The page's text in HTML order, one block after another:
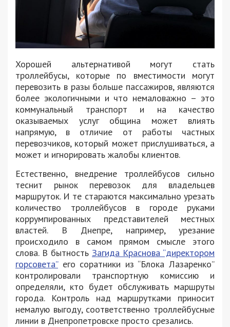
Хорошей альтернативой могут стать
троллейбусы, которые по вместимости могут
перевозить в разы больше пассажиров, являются
более экологичными и что немаловажно – это
коммунальный транспорт и на качество
оказываемых услуг община может влиять
напрямую, в отличие от работы частных
перевозчиков, который может прислушиваться, а
может и игнорировать жалобы клиентов.
Естественно, внедрение троллейбусов сильно
теснит рынок перевозок для владельцев
маршруток. И те стараются максимально урезать
количество троллейбусов в городе руками
коррумпированных представителей местных
властей. В Днепре, например, урезание
происходило в самом прямом смысле этого
слова. В бытность Загида Краснова “директором
горсовета”его соратники из “Блока Лазаренко”
контролировали транспортную комиссию и
определяли, кто будет обслуживать маршруты
города. Контроль над маршрутками приносит
немалую выгоду, соответственно троллейбусные
линии в Днепропетровске просто срезались.